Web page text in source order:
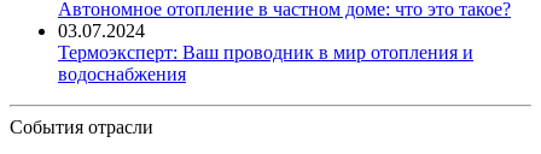
Автономное отопление в частном доме: что это такое?
03.07.2024
Термоэксперт: Ваш проводник в мир отопления и
водоснабжения
События отрасли